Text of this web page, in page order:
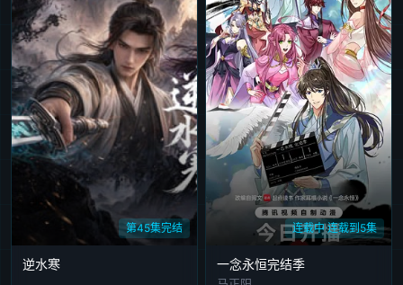
第45集完结
逆水寒
连载中 连载到5集
一念永恒完结季